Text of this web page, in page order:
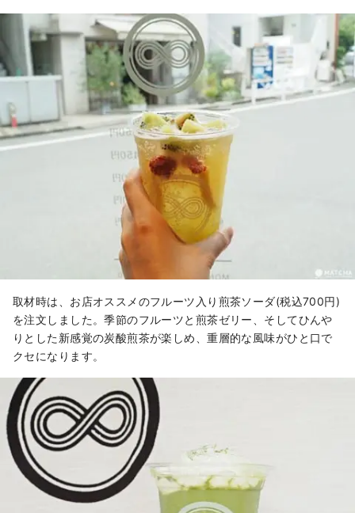
取材時は、お店オススメのフルーツ入り煎茶ソーダ(税込700円)
を注文しました。季節のフルーツと煎茶ゼリー、そしてひんや
りとした新感覚の炭酸煎茶が楽しめ、重層的な風味がひと口で
クセになります。